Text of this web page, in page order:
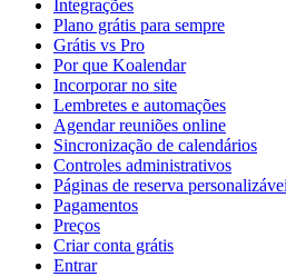
Integrações
Plano grátis para sempre
Grátis vs Pro
Por que Koalendar
Incorporar no site
Lembretes e automações
Agendar reuniões online
Sincronização de calendários
Controles administrativos
Páginas de reserva
Pagamentos
Preços
Criar conta grátis
Entrar